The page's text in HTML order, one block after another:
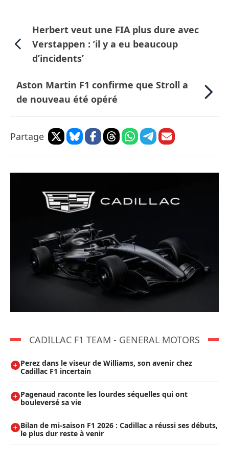
Herbert veut une FIA plus dure avec
Verstappen : ’il y a eu beaucoup
d’incidents’
Aston Martin F1 confirme que Stroll a
de nouveau été opéré
Partage
CADILLAC F1 TEAM - GENERAL MOTORS
Perez dans le viseur de Williams, son avenir chez
Cadillac F1 incertain
Pagenaud raconte les lourdes séquelles qui ont
bouleversé sa vie
Bilan de mi-saison F1 2026 : Cadillac a réussi ses débuts,
le plus dur reste à venir